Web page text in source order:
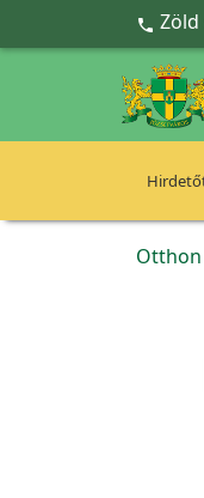
Ugrás a fő tartalomra
 Zöld
Otthon